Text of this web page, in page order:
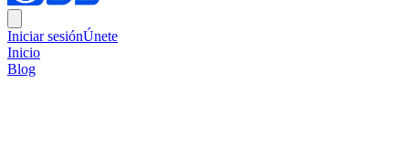
Iniciar sesiónÚnete
Inicio
Blog